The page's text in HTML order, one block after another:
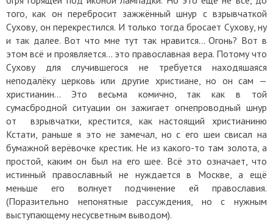
того, как он перебросит зажжённый шнур с взрывчаткой
Сухову, он перекрестился. И только тогда бросает Сухову, ну
и так далее. Вот что мне тут так нравится... Огонь? Вот в
этом всё и проявляется... это православная вера. Потому что
Сухову для случившегося не требуется находяшаяся
неподалёку церковь или другие христиане, но он сам —
христианин... Это весьма комично, так как в той
сумасбродной ситуации он зажигает огнепроводный шнур
от взрывчатки, крестится, как настоящий христианиню
Кстати, раньше я это не замечал, но с его шеи свисал на
бумажной верёвочке крестик. Не из какого-то там золота, а
простой, каким он был на его шее. Всё это означает, что
истинный православный не нуждается в Москве, а ещё
меньше его волнует подчинение ей православия.
(Поразительно непонятные рассуждения, но с нужным
выступающему несусветным выводом).